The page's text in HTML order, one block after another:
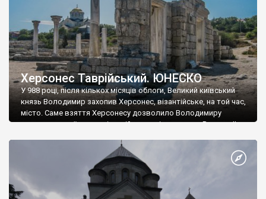
Херсонес Таврійський. ЮНЕСКО
У 988 році, після кількох місяців облоги, Великий київський
князь Володимир захопив Херсонес, візантійське, на той час,
місто. Саме взяття Херсонесу дозволило Володимиру
диктувати свої умови візантійському імператору Василю ІІ, та
Херсонесі Володимир-язичник, став Василем-християнином.
А потім було Хрещення Русі. На честь Херсонесу Таврійського